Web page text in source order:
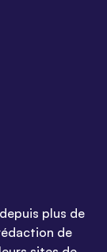
plus de
de